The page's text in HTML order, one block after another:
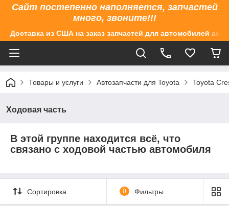
Сайт постепенно наполняется, запчастей
много, звоните!!!
Доставка из США на заказ запчастей для автомобилей
Товары и услуги Автозапчасти для Toyota Toyota
Ходовая часть
В этой группе находится всё, что
связано с ходовой частью автомобиля
Сортировка 0 Фильтры